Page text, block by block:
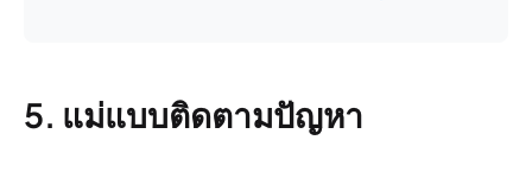
5. แม่แบบติดตามปัญหา